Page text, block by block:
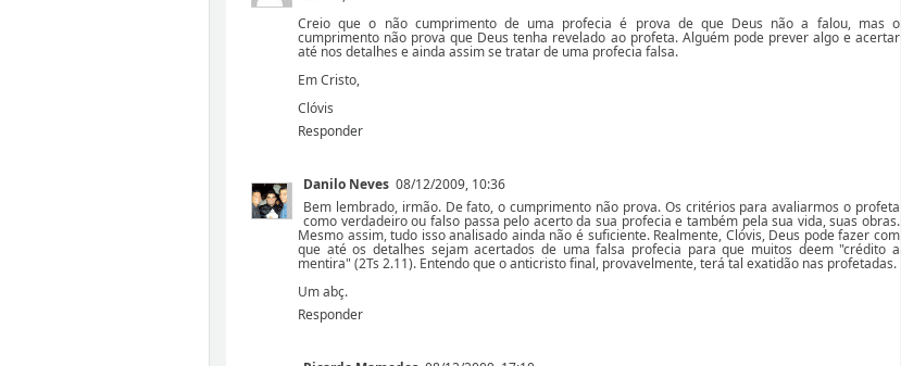
Creio que o não cumprimento de uma profecia é prova de que Deus não a falou, mas o
cumprimento não prova que Deus tenha revelado ao profeta. Alguém pode prever algo e acertar
até nos detalhes e ainda assim se tratar de uma profecia falsa.
Em Cristo,
Clóvis
Responder
Danilo Neves 08/12/2009, 10:36
Bem lembrado, irmão. De fato, o cumprimento não prova. Os critérios para avaliarmos o profeta
como verdadeiro ou falso passa pelo acerto da sua profecia e também pela sua vida, suas obras.
Mesmo assim, tudo isso analisado ainda não é suficiente. Realmente, Clóvis, Deus pode fazer com
que até os detalhes sejam acertados de uma falsa profecia para que muitos deem "crédito a
mentira" (2Ts 2.11). Entendo que o anticristo final, provavelmente, terá tal exatidão nas profetadas.
Um abç.
Responder